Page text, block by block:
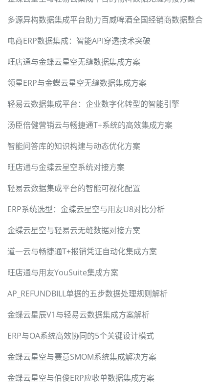
多源异构数据集成平台助力百威啤酒全国经销商数据整合
电商ERP数据集成：智能API穿透技术突破
旺店通与金蝶云星空无缝数据集成方案
领星ERP与金蝶云星空无缝数据集成方案
轻易云数据集成平台：企业数字化转型的智能引擎
汤臣倍健营销云与畅捷通T+系统的高效集成方案
智能问答库的知识构建与动态优化方案
旺店通与金蝶云星空系统对接方案
轻易云数据集成平台的智能可视化配置
ERP系统选型：金蝶云星空与用友U8对比分析
金蝶云星空与轻易云无缝数据对接方案
道一云与畅捷通T+报销凭证自动化集成方案
旺店通与用友YouSuite集成方案
AP_REFUNDBILL单据的五步数据处理规则解析
金蝶云星辰V1与轻易云数据集成方案解析
ERP与OA系统高效协同的5个关键设计模式
金蝶云星空与赛意SMOM系统集成解决方案
金蝶云星空与伯俊ERP应收单数据集成方案